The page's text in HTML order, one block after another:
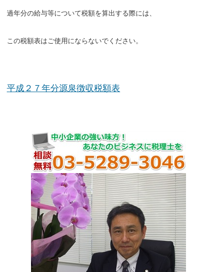
過年分の給与等について税額を算出する際には、
この税額表はご使用にならないでください。
平成２７年分源泉徴収税額表